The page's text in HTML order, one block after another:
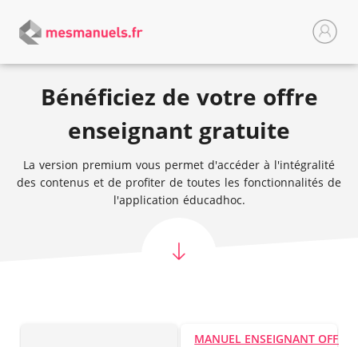
Bénéficiez de votre offre
enseignant gratuite
La version premium vous permet d'accéder à l'intégralité
des contenus et de profiter de toutes les fonctionnalités de
l'application éducadhoc.
MANUEL ENSEIGNANT OFFERT